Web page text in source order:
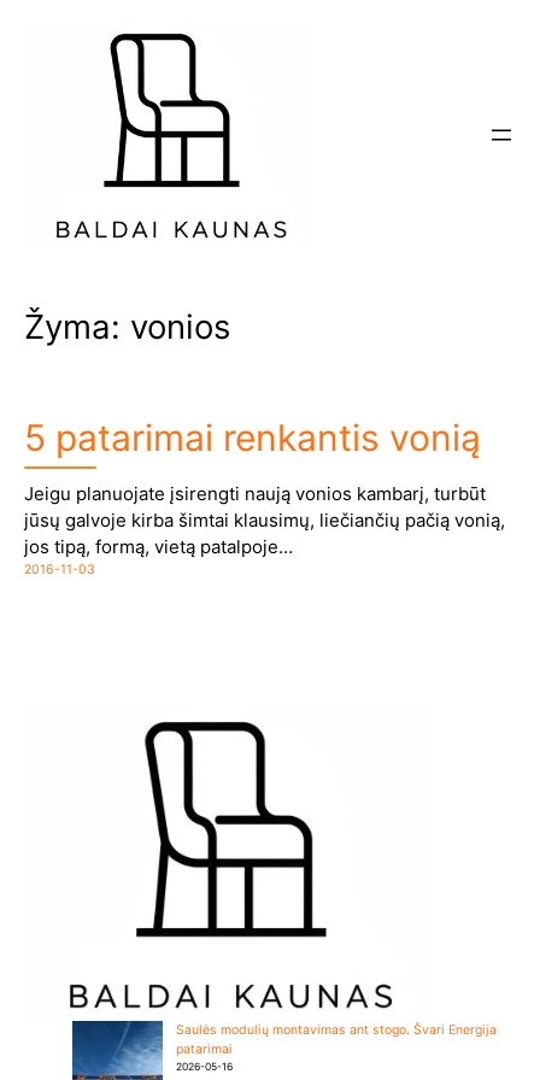
Žyma: vonios
5 patarimai renkantis vonią
Jeigu planuojate įsirengti naują vonios kambarį, turbūt
jūsų galvoje kirba šimtai klausimų, liečiančių pačią vonią,
jos tipą, formą, vietą patalpoje…
2016-11-03
Saulės modulių montavimas ant stogo. Švari Energija
patarimai
2026-05-16